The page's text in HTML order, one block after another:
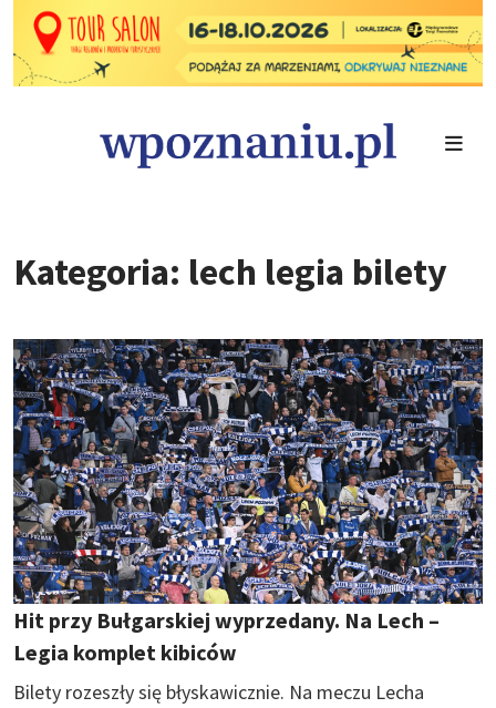
Kategoria: lech legia bilety
Hit przy Bułgarskiej wyprzedany. Na Lech –
Legia komplet kibiców
Bilety rozeszły się błyskawicznie. Na meczu Lecha